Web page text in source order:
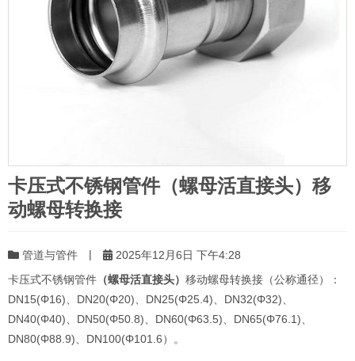
卡压式不锈钢管件（螺母活直接头）移
动螺母转换接
管道与管件 |
2025年12月6日 下午4:28
卡压式不锈钢管件 （螺母活直接头） 移动螺母转换接（公称通径）：
DN15(Φ16)、DN20(Φ20)、DN25(Φ25.4)、DN32(Φ32)、
DN40(Φ40)、DN50(Φ50.8)、DN60(Φ63.5)、DN65(Φ76.1)、
DN80(Φ88.9)、DN100(Φ101.6）。